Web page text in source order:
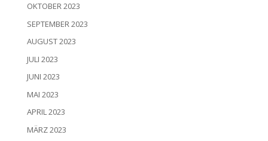
OKTOBER 2023
SEPTEMBER 2023
AUGUST 2023
JULI 2023
JUNI 2023
MAI 2023
APRIL 2023
MÄRZ 2023